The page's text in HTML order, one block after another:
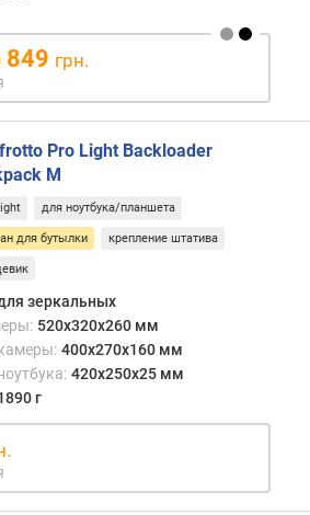
849 грн.
Pro Light Backloader
M
для ноутбука/планшета
для бутылки крепление штатива
зеркальных
520x320x260 мм
400x270x160 мм
420x250x25 мм
г